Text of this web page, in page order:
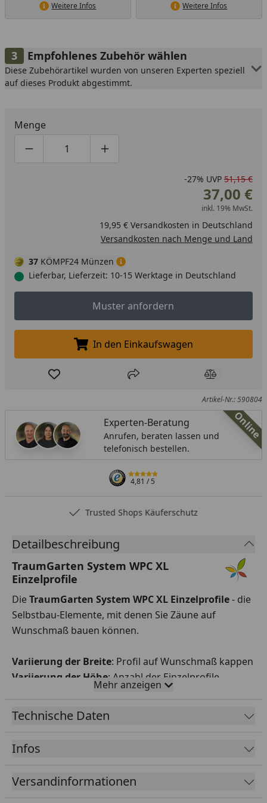
Weitere Infos Weitere Infos
Empfohlenes Zubehör wählen
Diese Zubehörartikel wurden von unseren Experten speziell
auf dieses Produkt abgestimmt.
Menge
Produktmenge um eins verringern
Produktmenge manuell eingeben
Produktmenge um eins erhöhen
-27% UVP 51,15 €
37,00 €
inkl. 19% MwSt.
19,95 € Versandkosten in Deutschland
Versandkosten nach Menge und Land
37 KÖMPF24 Münzen
Lieferbar, Lieferzeit: 10-15 Werktage in Deutschland
Muster anfordern
Muster anfordern
In den Einkaufswagen legen
In den Einkaufswagen
Produkt zur Wunschliste hinzufügen
Teilen Produkt
Artikel-Nr.: 590804
Online
Experten-Beratung
Anrufen, beraten lassen und
telefonisch bestellen.
4,81/ 5
Trusted Shops Käuferschutz
Detailbeschreibung
TraumGarten System WPC XL
Einzelprofile
DieTraumGarten System WPC XL Einzelprofile- die
Selbstbau-Elemente, mit denen Sie Zäune auf
Wunschmaß bauen können.
Variierung der Breite: Profil auf Wunschmaß kappen
Variierung der Höhe: Anzahl der Einzelprofile
Die Profile haben 2 Sichtseiten mit unterschiedlichen
Design-Nuten
Profillänge: 1783 mm
Maße HxT:
Farben: Anthrazit, Grau, Sand, Mandel
Bei naturfaserverstärkten Holzwerkstoffen wie WPC
sind Farbunterschiede typisch und können
Mehr anzeigen
Technische Daten
Infos
Versandinformationen